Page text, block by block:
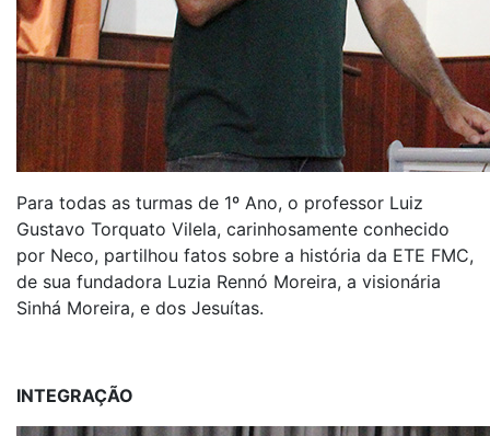
Para todas as turmas de 1º Ano, o professor Luiz
Gustavo Torquato Vilela, carinhosamente conhecido
por Neco, partilhou fatos sobre a história da ETE FMC,
de sua fundadora Luzia Rennó Moreira, a visionária
Sinhá Moreira, e dos Jesuítas.
INTEGRAÇÃO